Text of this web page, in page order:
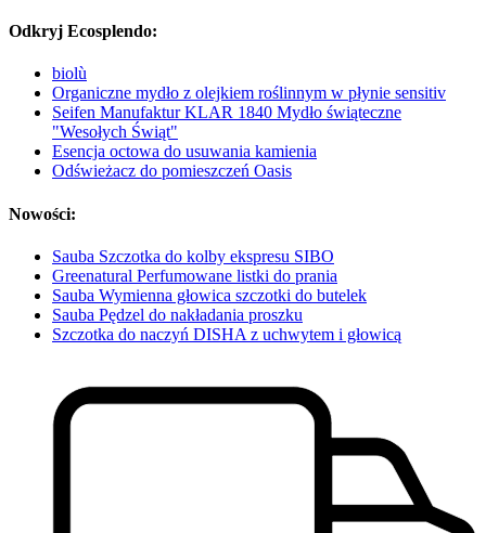
Odkryj Ecosplendo:
biolù
Organiczne mydło z olejkiem roślinnym w płynie sensitiv
Seifen Manufaktur KLAR 1840 Mydło świąteczne
"Wesołych Świąt"
Esencja octowa do usuwania kamienia
Odświeżacz do pomieszczeń Oasis
Nowości:
Sauba Szczotka do kolby ekspresu SIBO
Greenatural Perfumowane listki do prania
Sauba Wymienna głowica szczotki do butelek
Sauba Pędzel do nakładania proszku
Szczotka do naczyń DISHA z uchwytem i głowicą